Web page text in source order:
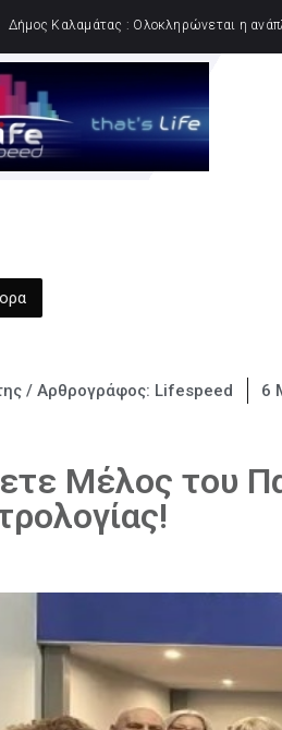
Δήμος Πειραιά : Συγκέ
/ Αρθρογράφος: Lifespeed 6
Μέλος του